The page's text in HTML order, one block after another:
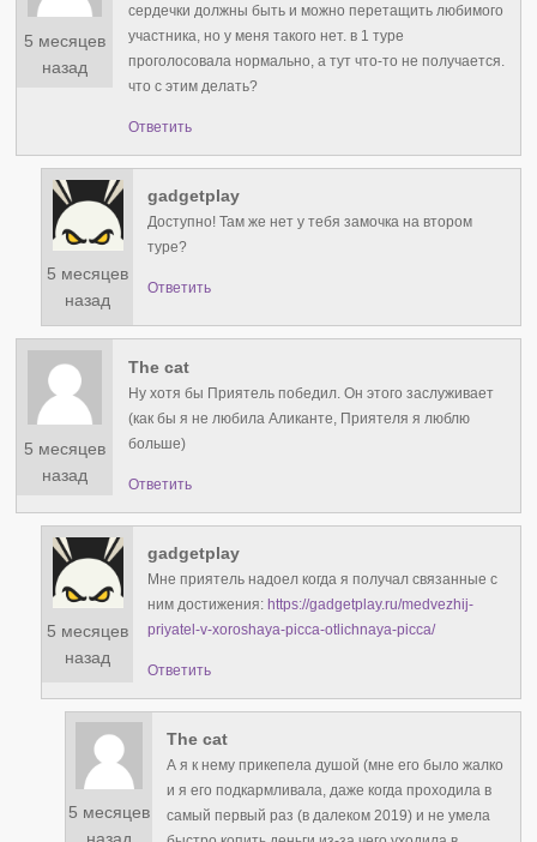
5 месяцев
назад
сердечки должны быть и можно перетащить любимого
участника, но у меня такого нет. в 1 туре
проголосовала нормально, а тут что-то не получается.
что с этим делать?
Ответить
5 месяцев
назад
gadgetplay
Доступно! Там же нет у тебя замочка на втором
туре?
Ответить
5 месяцев
назад
The cat
Ну хотя бы Приятель победил. Он этого заслуживает
(как бы я не любила Аликанте, Приятеля я люблю
больше)
Ответить
5 месяцев
назад
gadgetplay
Мне приятель надоел когда я получал связанные с
ним достижения: https://gadgetplay.ru/medvezhij-
priyatel-v-xoroshaya-picca-otlichnaya-picca/
Ответить
5 месяцев
The cat
А я к нему прикепела душой (мне его было жалко
и я его подкармливала, даже когда проходила в
самый первый раз (в далеком 2019) и не умела